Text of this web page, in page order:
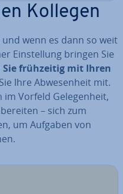
Kollegen
wenn es dann so weit
Ein­stel­lung bringen Sie
Sie früh­zei­tig mit Ihren
Ihre Ab­we­sen­heit mit.
im Vorfeld Ge­le­gen­heit,
– sich zum
um Aufgaben von